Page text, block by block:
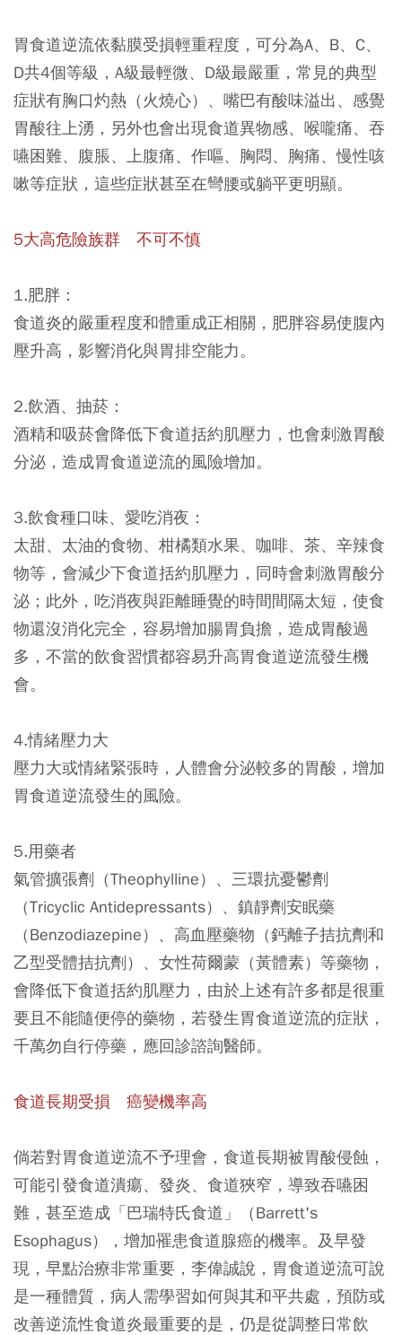
胃食道逆流依黏膜受損輕重程度，可分為A、B、C、
D共4個等級，A級最輕微、D級最嚴重，常見的典型
症狀有胸口灼熱（火燒心）、嘴巴有酸味溢出、感覺
胃酸往上湧，另外也會出現食道異物感、喉嚨痛、吞
嚥困難、腹脹、上腹痛、作嘔、胸悶、胸痛、慢性咳
嗽等症狀，這些症狀甚至在彎腰或躺平更明顯。
5大高危險族群 不可不慎
1.肥胖：
食道炎的嚴重程度和體重成正相關，肥胖容易使腹內
壓升高，影響消化與胃排空能力。
2.飲酒、抽菸：
酒精和吸菸會降低下食道括約肌壓力，也會刺激胃酸
分泌，造成胃食道逆流的風險增加。
3.飲食種口味、愛吃消夜：
太甜、太油的食物、柑橘類水果、咖啡、茶、辛辣食
物等，會減少下食道括約肌壓力，同時會刺激胃酸分
泌；此外，吃消夜與距離睡覺的時間間隔太短，使食
物還沒消化完全，容易增加腸胃負擔，造成胃酸過
多，不當的飲食習慣都容易升高胃食道逆流發生機
會。
4.情緒壓力大
壓力大或情緒緊張時，人體會分泌較多的胃酸，增加
胃食道逆流發生的風險。
5.用藥者
氣管擴張劑（Theophylline）、三環抗憂鬱劑
（Tricyclic Antidepressants）、鎮靜劑安眠藥
（Benzodiazepine）、高血壓藥物（鈣離子拮抗劑和
乙型受體拮抗劑）、女性荷爾蒙（黃體素）等藥物，
會降低下食道括約肌壓力，由於上述有許多都是很重
要且不能隨便停的藥物，若發生胃食道逆流的症狀，
千萬勿自行停藥，應回診諮詢醫師。
食道長期受損 癌變機率高
倘若對胃食道逆流不予理會，食道長期被胃酸侵蝕，
可能引發食道潰瘍、發炎、食道狹窄，導致吞嚥困
難，甚至造成「巴瑞特氏食道」（Barrett's
Esophagus），增加罹患食道腺癌的機率。及早發
現，早點治療非常重要，李偉誠說，胃食道逆流可說
是一種體質，病人需學習如何與其和平共處，預防或
改善逆流性食道炎最重要的是，仍是從調整日常飲